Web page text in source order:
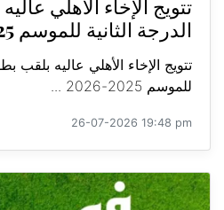
تتويج الإخاء الأهلي
الدرجة الثانية للموسم 2025-2026
تتويج الإخاء الأهلي عاليه بلقب
للموسم 2025-2026 ...
26-07-2026 19:48 pm